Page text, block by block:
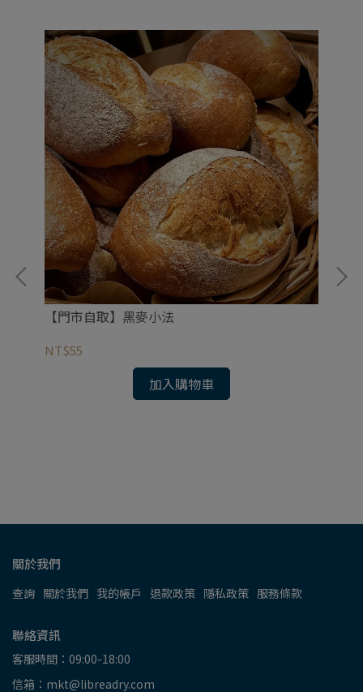
【門市自取】黑麥小法
NT$55
加入購物車
關於我們
查詢 關於我們 我的帳戶 退款政策 隱私政策 服務條款
聯絡資訊
客服時間：09:00-18:00
信箱：mkt@libreadry.com